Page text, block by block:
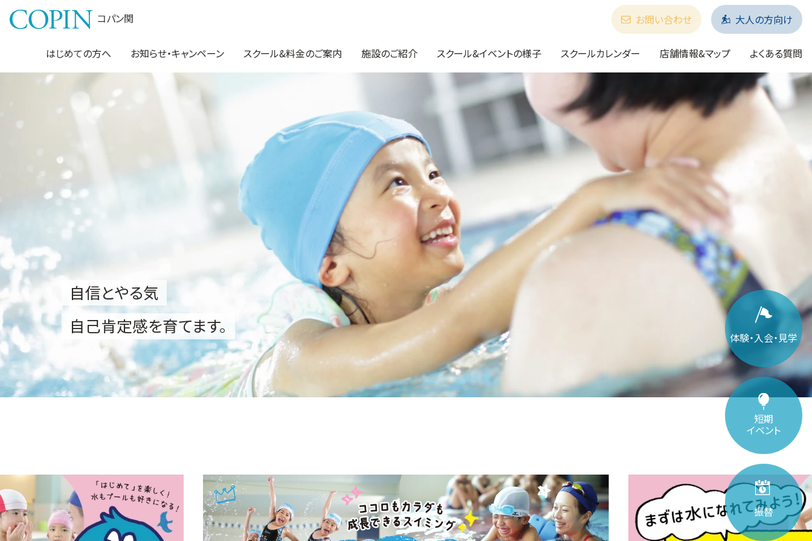
コパン関
はじめての方へ お知らせ・キャンペーン スクール&料金のご案内 施設のご紹介 スクール&イベントの様子 スクールカレンダー 店舗情報&マップ よくある質問
お問い合わせ 大人の方向け
自信とやる気
自己肯定感を育てます。
体験・入会・見学
短期
イベント
振替